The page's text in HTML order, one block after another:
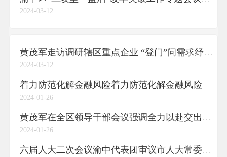
2024-03-12
黄茂军走访调研辖区重点企业 “登门”问需求纾困解难 落实“三服务”助企发展
2024-03-12
着力防范化解金融风险着力防范化解金融风险
2024-01-26
黄茂军在全区领导干部会议强调全力以赴交出经济社会发展“高分报表”努力为全市改革发展大局作出更大贡献黄茂军讲话 谢东何积光王志宏传达
2024-01-26
六届人大二次会议渝中代表团审议市人大常委会工作报告